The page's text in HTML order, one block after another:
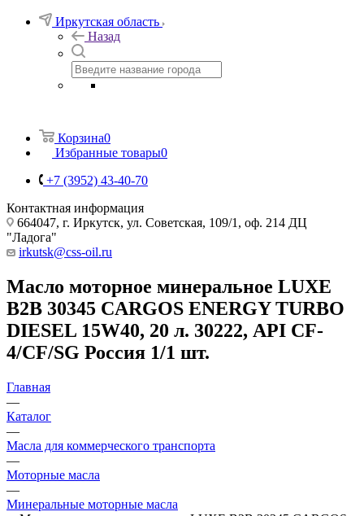
Иркутская область
Назад
Корзина0
Избранные товары0
+7 (3952) 43-40-70
Контактная информация
664047, г. Иркутск, ул. Советская, 109/1, оф. 214 ДЦ
"Ладога"
irkutsk@css-oil.ru
Масло моторное минеральное LUXE
B2B 30345 CARGOS ENERGY TURBO
DIESEL 15W40, 20 л. 30222, API CF-
4/CF/SG Россия 1/1 шт.
Главная
—
Каталог
—
Масла для коммерческого транспорта
—
Моторные масла
—
Минеральные моторные масла